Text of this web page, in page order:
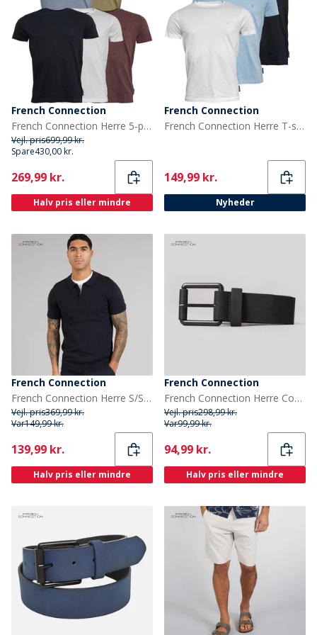
French Connection
French Connection Herre 5-pak Crew T-shirt Multi 4-Chateau Mel/Lyse Khaki/Lyse Blå Mel/Marine/Hvid
Vejl. pris699,99 kr.
Spare430,00 kr.
Current
269,99 kr.
Halv pris eller mindre
French Connection
French Connection Herre T-shirts Lys Blå Mergel
Current
149,99 kr.
Nyheder
French Connection
French Connection Herre S/S Bomuld Lynlås Strik Polo Skjorte Marine
Vejl. pris369,99 kr.
Var149,99 kr.
Current
139,99 kr.
Halv pris eller mindre
French Connection
French Connection Herre Courtland Læderbælte Sort
Vejl. pris298,99 kr.
Var99,99 kr.
Current
94,99 kr.
Halv pris eller mindre